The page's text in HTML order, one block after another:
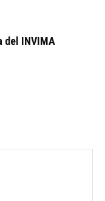
del INVIMA